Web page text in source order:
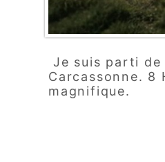
Je suis parti
Carcassonne. 8
magnifique.